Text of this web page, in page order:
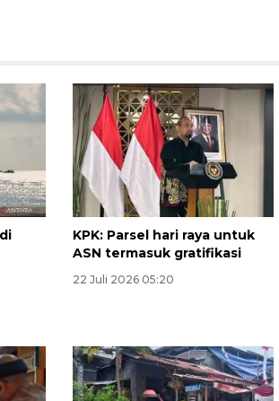
KPK: Parsel hari raya untuk
ASN termasuk gratifikasi
22 Juli 2026 05:20